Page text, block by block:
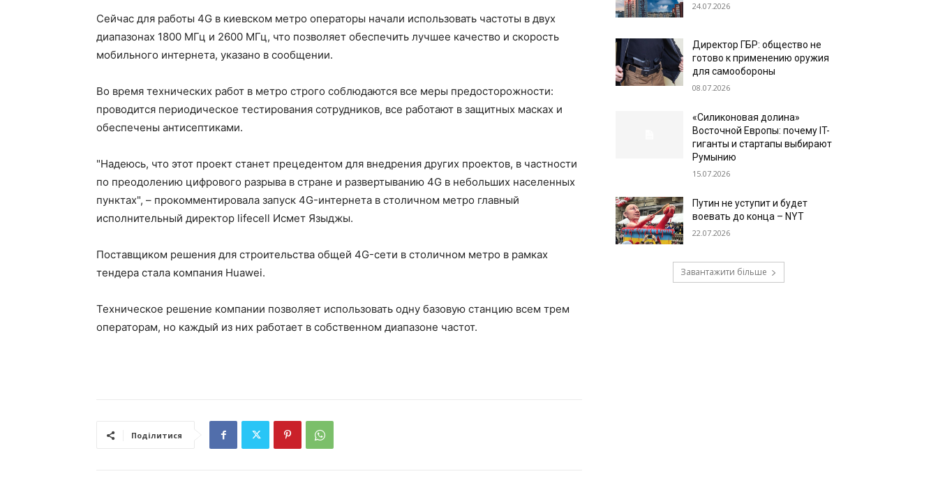
Сейчас для работы 4G в киевском метро операторы начали использовать частоты в двух
диапазонах 1800 МГц и 2600 МГц, что позволяет обеспечить лучшее качество и скорость
мобильного интернета, указано в сообщении.
Во время технических работ в метро строго соблюдаются все меры предосторожности:
проводится периодическое тестирования сотрудников, все работают в защитных масках и
обеспечены антисептиками.
"Надеюсь, что этот проект станет прецедентом для внедрения других проектов, в частности
по преодолению цифрового разрыва в стране и развертыванию 4G в небольших населенных
пунктах", – прокомментировала запуск 4G-интернета в столичном метро главный
исполнительный директор lifecell Исмет Языджы.
Поставщиком решения для строительства общей 4G-сети в столичном метро в рамках
тендера стала компания Huawei.
Техническое решение компании позволяет использовать одну базовую станцию всем трем
операторам, но каждый из них работает в собственном диапазоне частот.
Поділитися
24.07.2026
Директор ГБР: общество не
готово к применению оружия
для самообороны
08.07.2026
«Силиконовая долина»
Восточной Европы: почему IT-
гиганты и стартапы выбирают
Румынию
15.07.2026
Путин не уступит и будет
воевать до конца – NYT
22.07.2026
Завантажити більше